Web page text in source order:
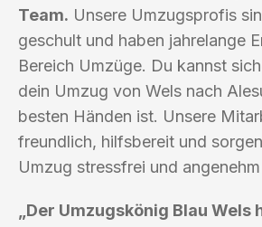
Team. Unsere Umzugsprofis
geschult und haben jahrelange
Bereich Umzüge. Du kannst
dein Umzug von Wels nach
besten Händen ist. Unsere
freundlich, hilfsbereit und
Umzug stressfrei und
„Der Umzugskönig Blau Wels